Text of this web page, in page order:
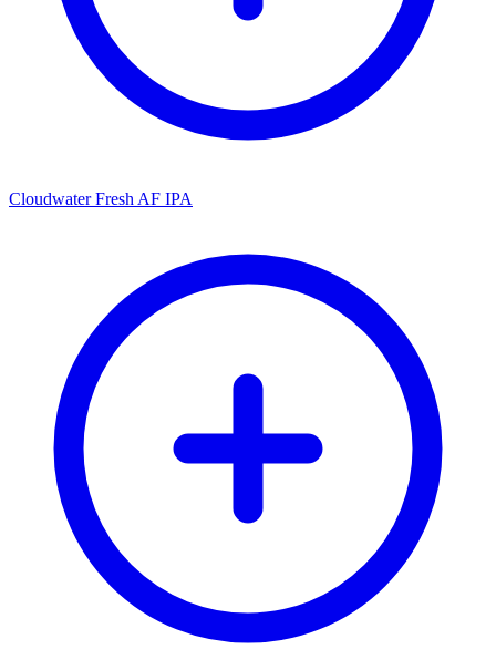
Cloudwater Fresh AF IPA